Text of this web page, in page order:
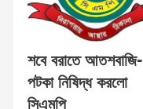
শবে বরাতে আতশবাজি-
পটকা নিষিদ্ধ করলো